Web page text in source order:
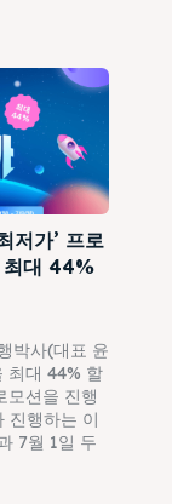
저가’ 프로
최대 44%
박사(대표 윤
최대 44% 할
모션을 진행
진행하는 이
7월 1일 두